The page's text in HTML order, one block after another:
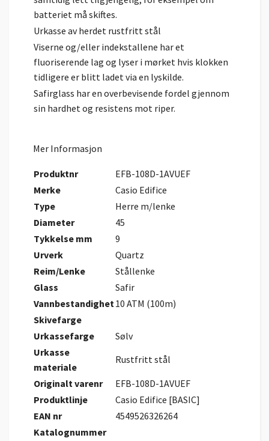
batteriet må skiftes.
Urkasse av herdet rustfritt stål
Viserne og/eller indekstallene har et
fluoriserende lag og lyser i mørket hvis klokken
tidligere er blitt ladet via en lyskilde.
Safirglass har en overbevisende fordel gjennom
sin hardhet og resistens mot riper.
Mer Informasjon
Produktnr
EFB-108D-1AVUEF
Merke
Casio Edifice
Type
Herre m/lenke
Diameter
45
Tykkelse mm
9
Urverk
Quartz
Reim/Lenke
Stållenke
Glass
Safir
Vannbestandighet 10 ATM (100m)
Skivefarge
Urkassefarge
Sølv
Urkasse
materiale
Rustfritt stål
Originalt varenr
EFB-108D-1AVUEF
Produktlinje
Casio Edifice [BASIC]
EAN nr
4549526326264
Katalognummer